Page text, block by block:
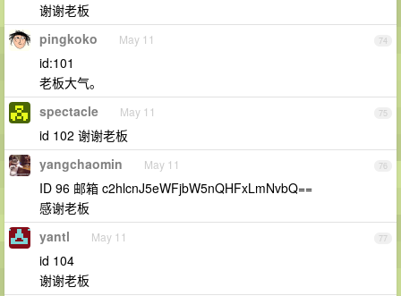
谢谢老板
74
pingkoko May 11
id:101
老板大气。
75
spectacle May 11
id 102 谢谢老板
76
yangchaomin May 11
ID 96 邮箱 c2hlcnJ5eWFjbW5nQHFxLmNvbQ==
感谢老板
77
yantl May 11
id 104
谢谢老板